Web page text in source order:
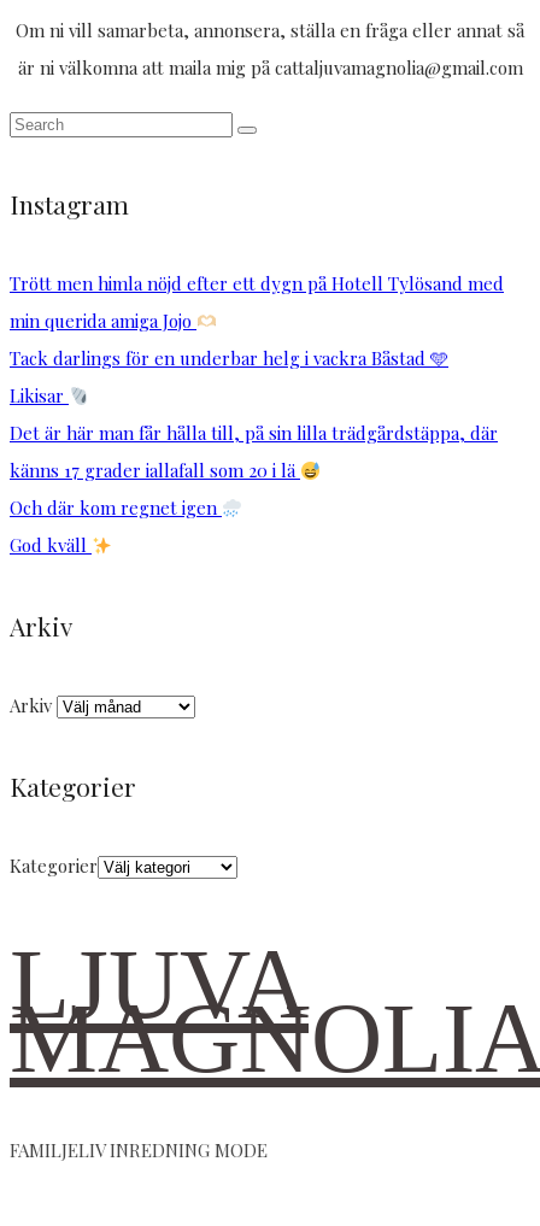
Om ni vill samarbeta, annonsera, ställa en fråga eller annat så
är ni välkomna att maila mig på cattaljuvamagnolia@gmail.com
Instagram
Trött men himla nöjd efter ett dygn på Hotell Tylösand med
min querida amiga Jojo
Tack darlings för en underbar helg i vackra Båstad 🩵
Likisar
Det är här man får hålla till, på sin lilla trädgårdstäppa, där
känns 17 grader iallafall som 20 i lä
Och där kom regnet igen
God kväll
Arkiv
Arkiv
Kategorier
Kategorier
LJUVA
FAMILJELIV INREDNING MODE